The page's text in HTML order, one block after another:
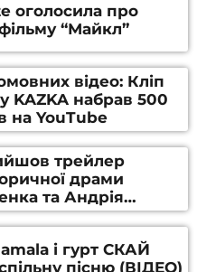
оголосила про
“Майкл”
відео: Кліп
KAZKA набрав 500
на YouTube
трейлер
драми
та Андрія
і гурт СКАЙ
пісню (ВІДЕО)